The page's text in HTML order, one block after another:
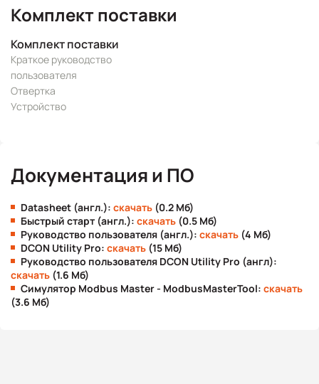
Комплект поставки
Комплект поставки
Краткое руководство
пользователя
Отвертка
Устройство
Документация и ПО
Datasheet (англ.): скачать (0.2 Мб)
Быстрый старт (англ.): скачать (0.5 Мб)
Руководство пользователя (англ.): скачать (4 Мб)
DCON Utility Pro: скачать (15 Мб)
Руководство пользователя DCON Utility Pro (англ):
скачать (1.6 Мб)
Симулятор Modbus Master - ModbusMasterTool: скачать
(3.6 Мб)